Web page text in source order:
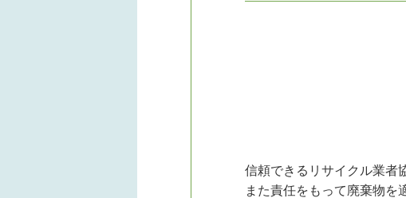
信頼できるリサイクル業者
また責任をもって廃棄物を